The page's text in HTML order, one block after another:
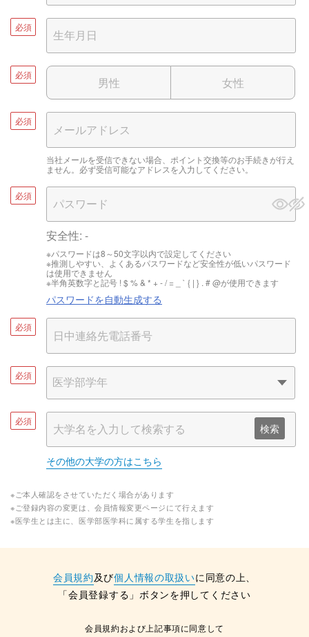
必須
必須
男性 女性
必須
当社メールを受信できない場合、ポイント交換等のお手続きが行え
ません。必ず受信可能なアドレスを入力してください。
必須
安全性: -
※パスワードは8～50文字以内で設定してください
※推測しやすい、よくあるパスワードなど安全性が低いパスワード
は使用できません
※半角英数字と記号 ! $ % & * + - / = _ ` { | } . # @が使用できます
パスワードを自動生成する
必須
必須
必須
検索
その他の大学の方はこちら
※ご本人確認をさせていただく場合があります
※ご登録内容の変更は、会員情報変更ページにて行えます
※医学生とは主に、医学部医学科に属する学生を指します
会員規約及び個人情報の取扱いに同意の上、
「会員登録する」ボタンを押してください
会員規約および上記事項に同意して